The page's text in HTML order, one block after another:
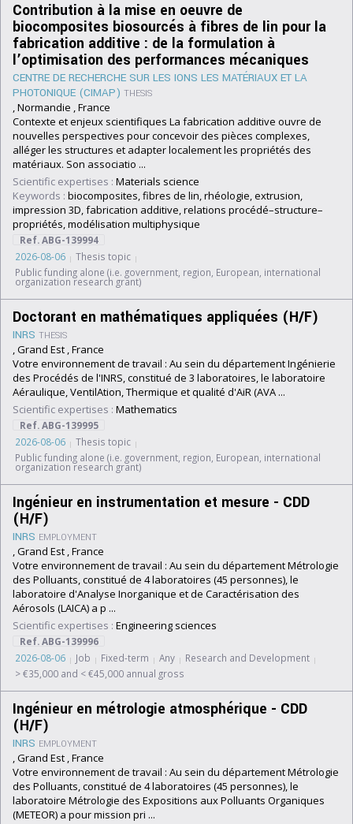
Contribution à la mise en oeuvre de
biocomposites biosourcés à fibres de lin pour la
fabrication additive : de la formulation à
l’optimisation des performances mécaniques
CENTRE DE RECHERCHE SUR LES IONS LES MATÉRIAUX ET LA
PHOTONIQUE (CIMAP) THESIS
, Normandie , France
Contexte et enjeux scientifiques La fabrication additive ouvre de
nouvelles perspectives pour concevoir des pièces complexes,
alléger les structures et adapter localement les propriétés des
matériaux. Son associatio ...
Scientific expertises : Materials science
Keywords : biocomposites, fibres de lin, rhéologie, extrusion,
impression 3D, fabrication additive, relations procédé–structure–
propriétés, modélisation multiphysique
Ref. ABG-139994
2026-08-06
Thesis topic
Public funding alone (i.e. government, region, European, international
organization research grant)
Doctorant en mathématiques appliquées (H/F)
INRS THESIS
, Grand Est , France
Votre environnement de travail : Au sein du département Ingénierie
des Procédés de l'INRS, constitué de 3 laboratoires, le laboratoire
Aéraulique, VentilAtion, Thermique et qualité d'AiR (AVA ...
Scientific expertises : Mathematics
Ref. ABG-139995
2026-08-06
Thesis topic
Public funding alone (i.e. government, region, European, international
organization research grant)
Ingénieur en instrumentation et mesure - CDD
(H/F)
INRS EMPLOYMENT
, Grand Est , France
Votre environnement de travail : Au sein du département Métrologie
des Polluants, constitué de 4 laboratoires (45 personnes), le
laboratoire d'Analyse Inorganique et de Caractérisation des
Aérosols (LAICA) a p ...
Scientific expertises : Engineering sciences
Ref. ABG-139996
2026-08-06
Job Fixed-term Any
Research and Development
> €35,000 and < €45,000 annual gross
Ingénieur en métrologie atmosphérique - CDD
(H/F)
INRS EMPLOYMENT
, Grand Est , France
Votre environnement de travail : Au sein du département Métrologie
des Polluants, constitué de 4 laboratoires (45 personnes), le
laboratoire Métrologie des Expositions aux Polluants Organiques
(METEOR) a pour mission pri ...